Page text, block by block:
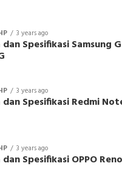
3 years ago
Spesifikasi Samsung
3 years ago
Spesifikasi Redmi
3 years ago
Spesifikasi OPPO